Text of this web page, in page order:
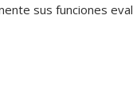
sus funciones